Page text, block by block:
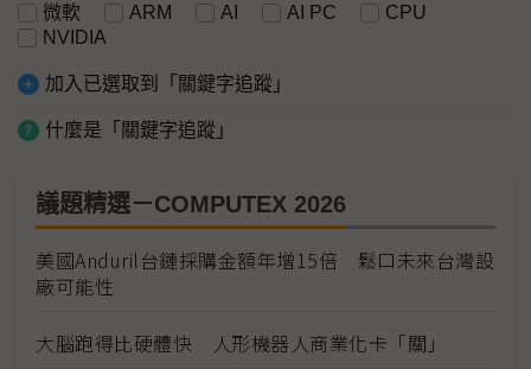
微軟 ARM AI AI PC
CPU
NVIDIA
加入已選取到「關鍵字追蹤」
什麼是「關鍵字追蹤」
議題精選－COMPUTEX 2026
美國Anduril台鏈採購金額年增15倍 鬆口未來台灣設
廠可能性
大腦跑得比硬體快 人形機器人商業化卡「關」